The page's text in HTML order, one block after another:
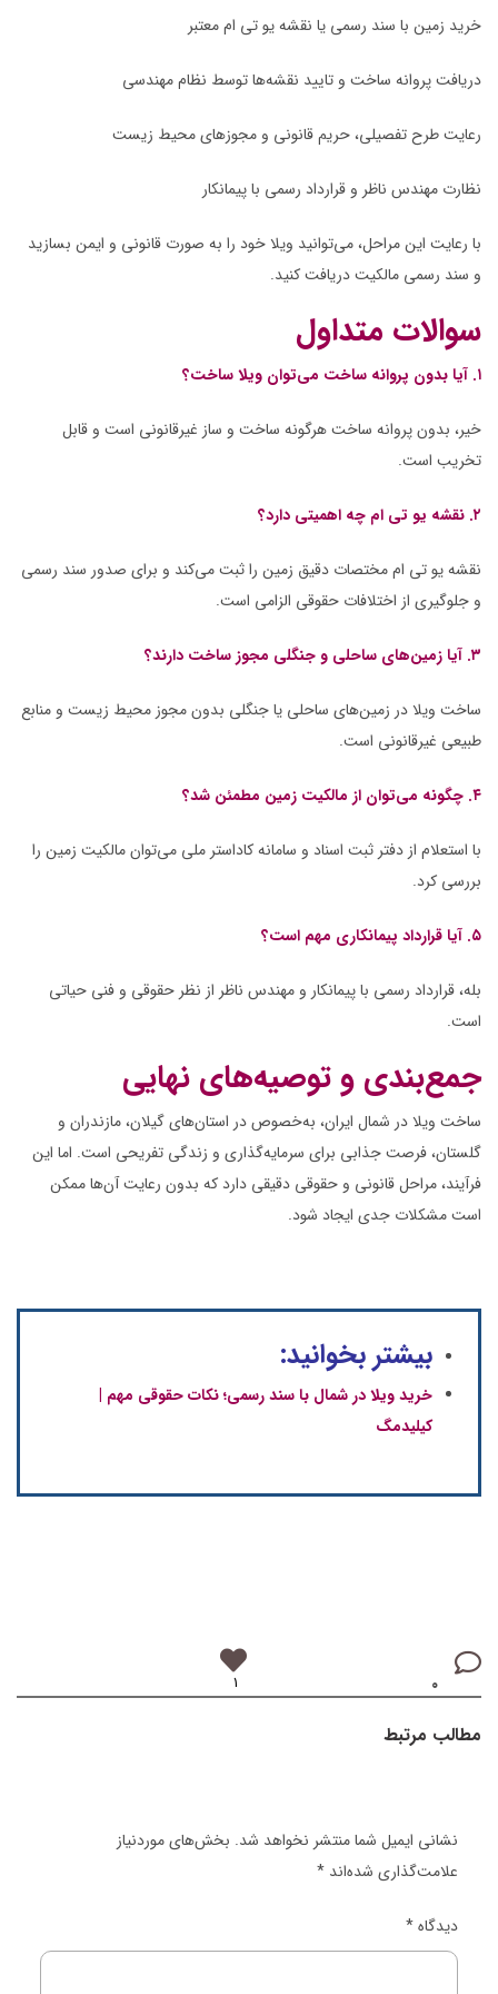
خرید زمین با سند رسمی یا نقشه یو تی ام معتبر
دریافت پروانه ساخت و تایید نقشه‌ها توسط نظام مهندسی
رعایت طرح تفصیلی، حریم قانونی و مجوزهای محیط زیست
نظارت مهندس ناظر و قرارداد رسمی با پیمانکار
با رعایت این مراحل، می‌توانید ویلا خود را به صورت قانونی و ایمن بسازید
و سند رسمی مالکیت دریافت کنید.
سوالات متداول
۱. آیا بدون پروانه ساخت می‌توان ویلا ساخت؟
خیر، بدون پروانه ساخت هرگونه ساخت و ساز غیرقانونی است و قابل
تخریب است.
۲. نقشه یو تی ام چه اهمیتی دارد؟
نقشه یو تی ام مختصات دقیق زمین را ثبت می‌کند و برای صدور سند رسمی
و جلوگیری از اختلافات حقوقی الزامی است.
۳. آیا زمین‌های ساحلی و جنگلی مجوز ساخت دارند؟
ساخت ویلا در زمین‌های ساحلی یا جنگلی بدون مجوز محیط زیست و منابع
طبیعی غیرقانونی است.
۴. چگونه می‌توان از مالکیت زمین مطمئن شد؟
با استعلام از دفتر ثبت اسناد و سامانه کاداستر ملی می‌توان مالکیت زمین را
بررسی کرد.
۵. آیا قرارداد پیمانکاری مهم است؟
بله، قرارداد رسمی با پیمانکار و مهندس ناظر از نظر حقوقی و فنی حیاتی
است.
جمع‌بندی و توصیه‌های نهایی
ساخت ویلا در شمال ایران، به‌خصوص در استان‌های گیلان، مازندران و
گلستان، فرصت جذابی برای سرمایه‌گذاری و زندگی تفریحی است. اما این
فرآیند، مراحل قانونی و حقوقی دقیقی دارد که بدون رعایت آن‌ها ممکن
است مشکلات جدی ایجاد شود.
بیشتر بخوانید:
خرید ویلا در شمال با سند رسمی؛ نکات حقوقی مهم |
کیلیدمگ
۰ ۱
مطالب مرتبط
نشانی ایمیل شما منتشر نخواهد شد. بخش‌های موردنیاز
علامت‌گذاری شده‌اند *
دیدگاه*